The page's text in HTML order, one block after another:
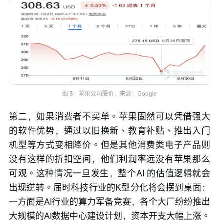
图 3：苹果公司股价，来源：Google
第二，如果消费者不买单。苹果固然可以凭借强大
的软件优势，通过以旧换新、教育补贴、推出入门
机型等方式变相降价。但是其他消费类电子产品则
没有这样的折扣空间，他们利润率远没有苹果那么
可观。这种情况一旦发生，整个AI 的估值逻辑就会
出现逆转。届时科技行业的K型分化将会摆到桌面：
一方面是AI行业的算力军备竞赛，各个大厂纷纷推出
大规模的AI数据中心建设计划，资本开支大幅上涨。